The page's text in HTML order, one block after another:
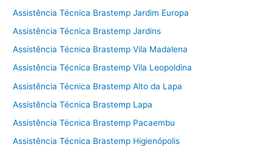
Assistência Técnica Brastemp Jardim Europa
Assistência Técnica Brastemp Jardins
Assistência Técnica Brastemp Vila Madalena
Assistência Técnica Brastemp Vila Leopoldina
Assistência Técnica Brastemp Alto da Lapa
Assistência Técnica Brastemp Lapa
Assistência Técnica Brastemp Pacaembu
Assistência Técnica Brastemp Higienópolis